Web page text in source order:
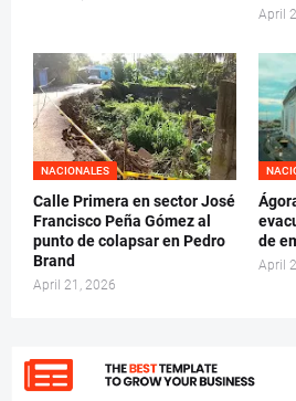
April
NACIONALES
Calle Primera en sector José
Francisco Peña Gómez al
punto de colapsar en Pedro
Brand
April 21, 2026
de
April